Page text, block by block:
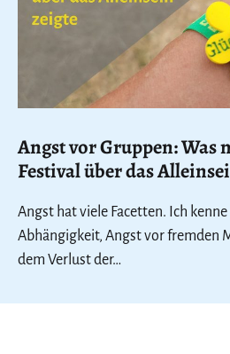
Angst vor Gruppen: Was
Festival über das
Angst hat viele Facetten. Ich
Abhängigkeit, Angst vor fremden
dem Verlust der…